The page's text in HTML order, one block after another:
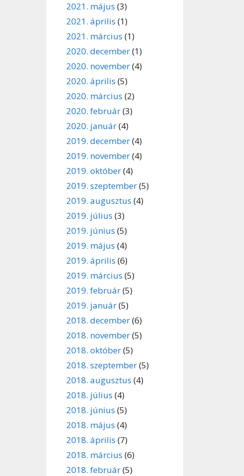
2021. május (3)
2021. április (1)
2021. március (1)
2020. december(1)
2020. november(4)
2020. április (5)
2020. március (2)
2020. február(3)
2020. január(4)
2019. december(4)
2019. november(4)
2019. október(4)
2019. szeptember(5)
2019. augusztus (4)
2019. július (3)
2019. június (5)
2019. május (4)
2019. április (6)
2019. március (5)
2019. február(5)
2019. január(5)
2018. december(6)
2018. november(5)
2018. október(5)
2018. szeptember(5)
2018. augusztus (4)
2018. július (4)
2018. június (5)
2018. május (4)
2018. április (7)
2018. március (6)
2018. február(5)